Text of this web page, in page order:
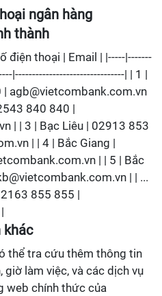
ngân hàng
thành
điện thoại | Email | |-----|-------
|--------------------------------| | 1 |
agb@vietcombank.com.vn
840 840 |
| | 3 | Bạc Liêu | 02913 853
| | 4 | Bắc Giang |
| | 5 | Bắc
| | ...
855 855 |
khác
thể tra cứu thêm thông tin
giờ làm việc, và các dịch vụ
web chính thức của